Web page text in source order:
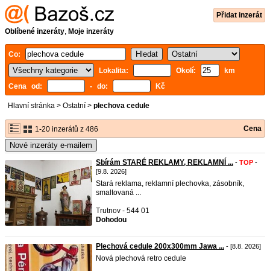
Přidat inzerát
Oblíbené inzeráty, Moje inzeráty
Co:
Lokalita:
Okolí:
km
Cena od:
- do: Kč
Hlavní stránka > Ostatní > plechova cedule
1-20 inzerátů z 486 Cena
Nové inzeráty e-mailem
Sbírám STARÉ REKLAMY, REKLAMNÍ ... - TOP -
[9.8. 2026]
Stará reklama, reklamní plechovka, zásobník,
smaltovaná ...
Trutnov - 544 01
Dohodou
Plechová cedule 200x300mm Jawa ... - [8.8. 2026]
Nová plechová retro cedule